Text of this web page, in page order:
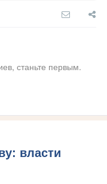
станьте первым.
власти